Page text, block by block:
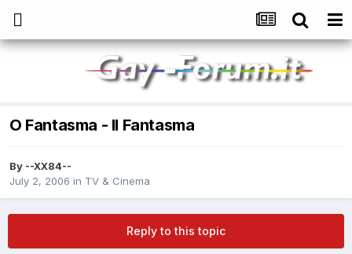
O Fantasma - Il Fantasma
By --XX84--
July 2, 2006 in TV & Cinema
Reply to this topic